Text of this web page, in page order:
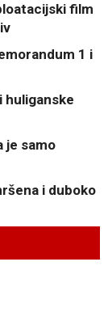
film
1 i
huliganske
je samo
i duboko